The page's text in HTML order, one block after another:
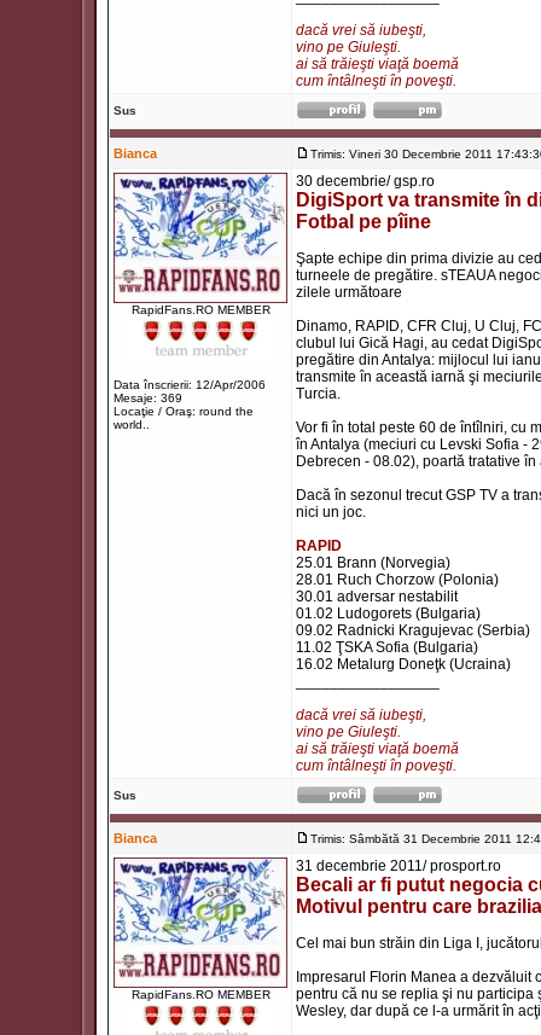
dacă vrei să iubeşti,
vino pe Giuleşti.
ai să trăieşti viaţă boemă
cum întâlneşti în poveşti.
Sus
Bianca Trimis: Vineri 30 Decembrie 2011
RapidFans.RO MEMBER
Data înscrierii: 12/Apr/2006
Mesaje: 369
Locaţie / Oraş: round the
world..
30 decembrie/ gsp.ro
DigiSport va transmite în
Fotbal pe pîine
Şapte echipe din prima divizie au
turneele de pregătire. sTEAUA
zilele următoare
Dinamo, RAPID, CFR Cluj, U Cluj,
clubul lui Gică Hagi, au cedat
pregătire din Antalya: mijlocul lui
transmite în această iarnă şi
Turcia.
Vor fi în total peste 60 de întîlniri, cu
în Antalya (meciuri cu Levski Sofia -
Debrecen - 08.02), poartă tratative
Dacă în sezonul trecut GSP TV a
nici un joc.
RAPID
25.01 Brann (Norvegia)
28.01 Ruch Chorzow (Polonia)
30.01 adversar nestabilit
01.02 Ludogorets (Bulgaria)
09.02 Radnicki Kragujevac (Serbia)
11.02 ŢSKA Sofia (Bulgaria)
16.02 Metalurg Doneţk (Ucraina)
dacă vrei să iubeşti,
vino pe Giuleşti.
ai să trăieşti viaţă boemă
cum întâlneşti în poveşti.
Sus
Bianca Trimis: Sâmbătă 31 Decembrie 2011
RapidFans.RO MEMBER
31 decembrie 2011/ prosport.ro
Becali ar fi putut negocia
Motivul pentru care
Cel mai bun străin din Liga I,
Impresarul Florin Manea a dezvăluit
pentru că nu se replia şi nu participa
Wesley, dar după ce l-a urmărit în